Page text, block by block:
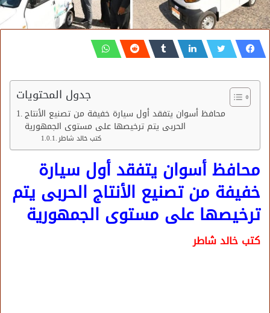
جدول المحتويات
محافظ أسوان يتفقد أول سيارة خفيفة من تصنيع الأنتاج
الحربى يتم ترخيصها على مستوى الجمهورية
كتب خالد شاطر
محافظ أسوان يتفقد أول سيارة
خفيفة من تصنيع الأنتاج الحربى يتم
ترخيصها على مستوى الجمهورية
كتب خالد شاطر